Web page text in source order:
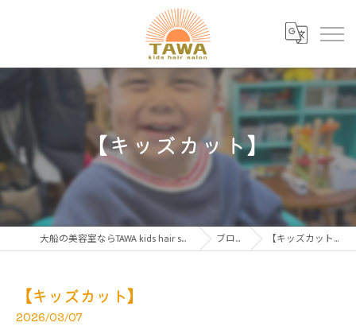
【キッズカット】
大船の美容室ならTAWA kids hair salon ブログ 【キッズカット】
【キッズカット】
2026/03/07